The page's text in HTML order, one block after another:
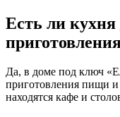
Есть ли кухня
Да, в доме под ключ
приготовления пищи и
находятся кафе и